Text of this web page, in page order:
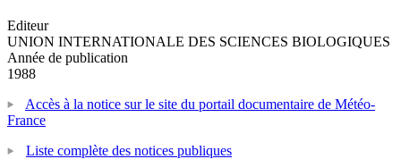
Editeur
UNION INTERNATIONALE DES SCIENCES BIOLOGIQUES
Année de publication
1988
Accès à la notice sur le site du portail documentaire de Météo-
France
Liste complète des notices publiques